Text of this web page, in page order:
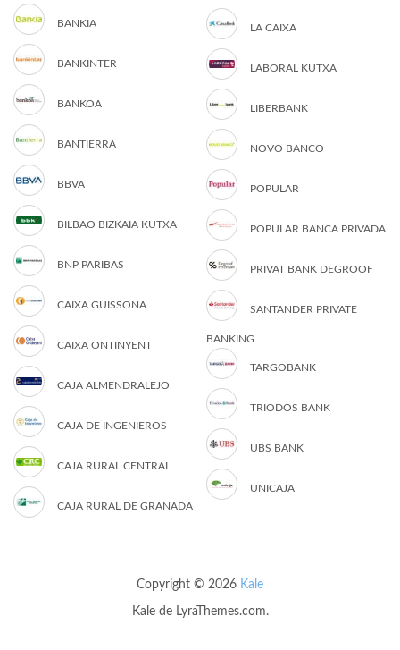
BANKIA
BANKINTER
BANKOA
BANTIERRA
BBVA
BILBAO BIZKAIA KUTXA
BNP PARIBAS
CAIXA GUISSONA
CAIXA ONTINYENT
CAJA ALMENDRALEJO
CAJA DE INGENIEROS
CAJA RURAL CENTRAL
CAJA RURAL DE GRANADA
LA CAIXA
LABORAL KUTXA
LIBERBANK
NOVO BANCO
POPULAR
POPULAR BANCA PRIVADA
PRIVAT BANK DEGROOF
SANTANDER PRIVATE
BANKING
TARGOBANK
TRIODOS BANK
UBS BANK
UNICAJA
Copyright © 2026 Kale
Kalede LyraThemes.com.